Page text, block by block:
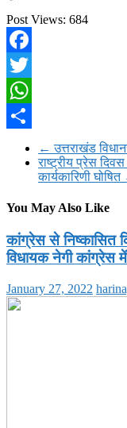
Post Views: 684
Facebook
Twitter
WhatsApp
← उत्तराखंड
राष्ट्रीय प्रेस
कार्यकारिणी घोषित
You May Also Like
कांग्रेस से निष्कासित
विधायक नेगी कांग्रेस में
January 27, 2022